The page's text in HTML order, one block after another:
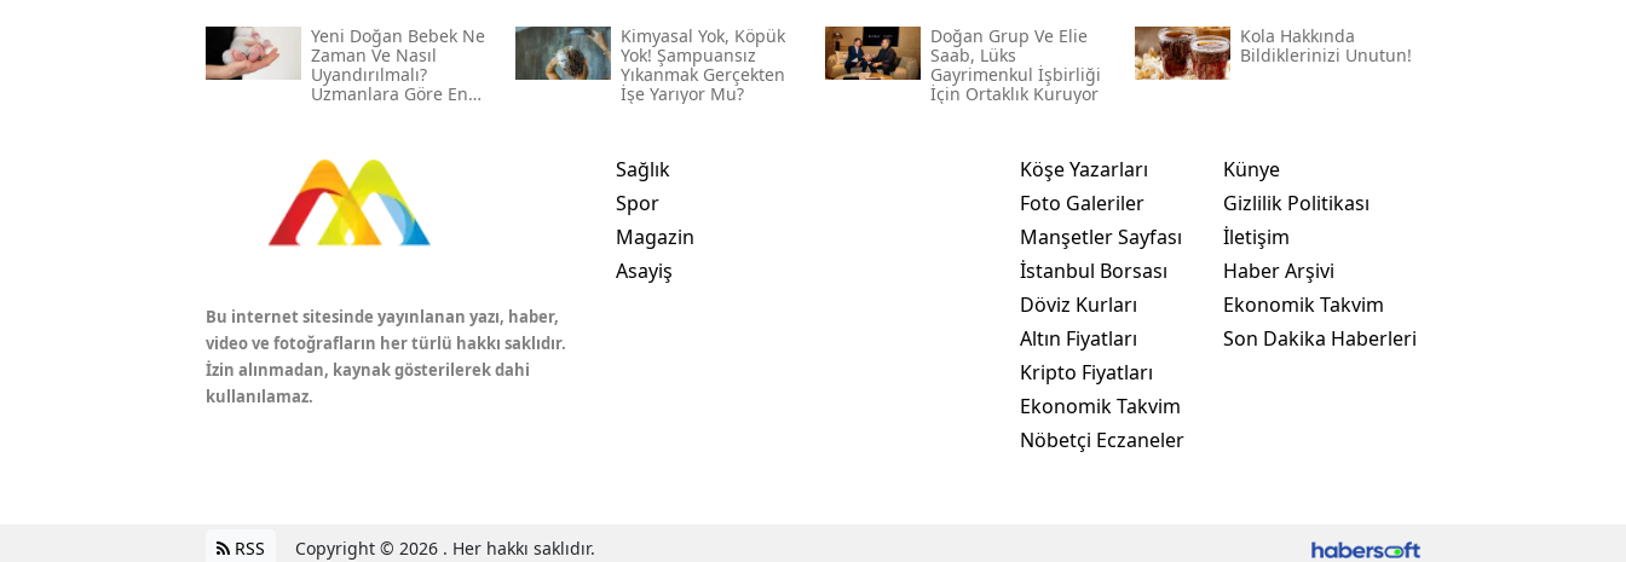
Yeni Doğan Bebek Ne
Zaman Ve Nasıl
Uyandırılmalı?
Uzmanlara Göre En
Kimyasal Yok, Köpük
Yok! Şampuansız
Yıkanmak Gerçekten
İşe Yarıyor Mu?
Doğan Grup Ve Elie
Saab, Lüks
Gayrimenkul İşbirliği
İçin Ortaklık Kuruyor
Kola Hakkında
Bildiklerinizi Unutun!
Bu internet sitesinde yayınlanan yazı, haber,
video ve fotoğrafların her türlü hakkı saklıdır.
İzin alınmadan, kaynak gösterilerek dahi
kullanılamaz.
Sağlık
Spor
Magazin
Asayiş
Köşe Yazarları
Foto Galeriler
Manşetler Sayfası
İstanbul Borsası
Döviz Kurları
Altın Fiyatları
Kripto Fiyatları
Ekonomik Takvim
Nöbetçi Eczaneler
Künye
Gizlilik Politikası
İletişim
Haber Arşivi
Ekonomik Takvim
Son Dakika Haberleri
RSS Copyright © 2026 . Her hakkı saklıdır.